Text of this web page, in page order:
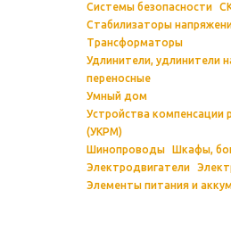
Системы безопасности
Стабилизаторы
Трансформаторы
Удлинители, удлинители
переносные
Умный дом
Устройства
(УКРМ)
Шинопроводы
Шкафы,
Электродвигатели
Элементы питания и